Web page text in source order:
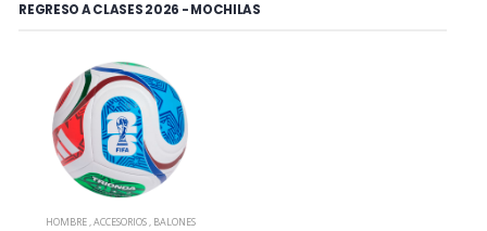
REGRESO A CLASES 2026 - MOCHILAS
HOMBRE,ACCESORIOS, BALONES